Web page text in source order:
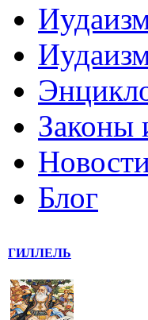
Законы
Блог
ГИЛЛЕЛЬ